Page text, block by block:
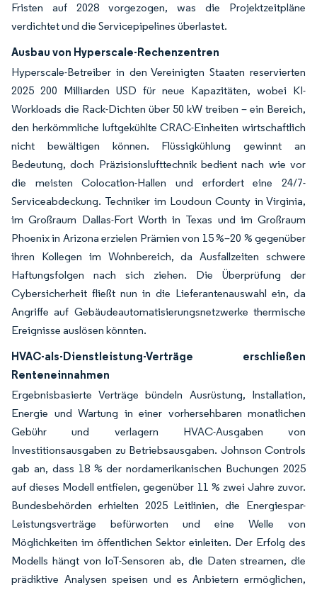
Fristen auf 2028 vorgezogen, was die Projektzeitpläne
verdichtet und die Servicepipelines überlastet.
Ausbau von Hyperscale-Rechenzentren
Hyperscale-Betreiber in den Vereinigten Staaten reservierten
2025 200 Milliarden USD für neue Kapazitäten, wobei KI-
Workloads die Rack-Dichten über 50 kW treiben – ein Bereich,
den herkömmliche luftgekühlte CRAC-Einheiten wirtschaftlich
nicht bewältigen können. Flüssigkühlung gewinnt an
Bedeutung, doch Präzisionslufttechnik bedient nach wie vor
die meisten Colocation-Hallen und erfordert eine 24/7-
Serviceabdeckung. Techniker im Loudoun County in Virginia,
im Großraum Dallas-Fort Worth in Texas und im Großraum
Phoenix in Arizona erzielen Prämien von 15 %–20 % gegenüber
ihren Kollegen im Wohnbereich, da Ausfallzeiten schwere
Haftungsfolgen nach sich ziehen. Die Überprüfung der
Cybersicherheit fließt nun in die Lieferantenauswahl ein, da
Angriffe auf Gebäudeautomatisierungsnetzwerke thermische
Ereignisse auslösen könnten.
HVAC-als-Dienstleistung-Verträge erschließen
Renteneinnahmen
Ergebnisbasierte Verträge bündeln Ausrüstung, Installation,
Energie und Wartung in einer vorhersehbaren monatlichen
Gebühr und verlagern HVAC-Ausgaben von
Investitionsausgaben zu Betriebsausgaben. Johnson Controls
gab an, dass 18 % der nordamerikanischen Buchungen 2025
auf dieses Modell entfielen, gegenüber 11 % zwei Jahre zuvor.
Bundesbehörden erhielten 2025 Leitlinien, die Energiespar-
Leistungsverträge befürworten und eine Welle von
Möglichkeiten im öffentlichen Sektor einleiten. Der Erfolg des
Modells hängt von IoT-Sensoren ab, die Daten streamen, die
prädiktive Analysen speisen und es Anbietern ermöglichen,